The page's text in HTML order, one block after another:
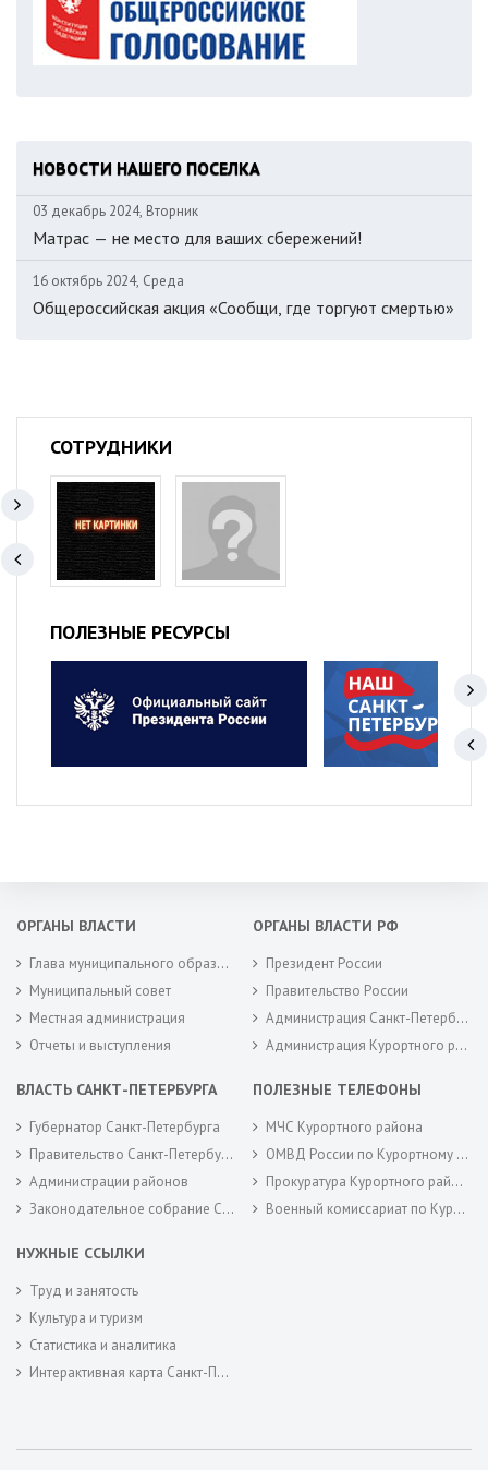
НОВОСТИ НАШЕГО ПОСЕЛКА
03 декабрь 2024, Вторник
Матрас — не место для ваших сбережений!
16 октябрь 2024, Среда
Общероссийская акция «Сообщи, где торгуют смертью»
СОТРУДНИКИ
ПОЛЕЗНЫЕ РЕСУРСЫ
ОРГАНЫ ВЛАСТИ
Глава муниципального образования
Муниципальный совет
Местная администрация
Отчеты и выступления
ОРГАНЫ ВЛАСТИ РФ
Президент России
Правительство России
Администрация Санкт-Петербурга
Администрация Курортного района Санкт-Петербурга
ВЛАСТЬ САНКТ-ПЕТЕРБУРГА
Губернатор Санкт-Петербурга
Правительство Санкт-Петербурга
Администрации районов
Законодательное собрание Санкт-Петербурга
ПОЛЕЗНЫЕ ТЕЛЕФОНЫ
МЧС Курортного района
ОМВД России по Курортному району
Прокуратура Курортного района
Военный комиссариат по Курортному районам города Санкт-Петербурга
НУЖНЫЕ ССЫЛКИ
Труд и занятость
Культура и туризм
Статистика и аналитика
Интерактивная карта Санкт-Петербурга